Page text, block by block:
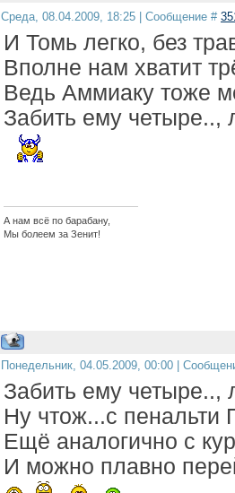
Среда, 08.04.2009, 18:25 | Сообщение #
И Томь легко, без
Вполне нам хватит
Ведь Аммиаку тоже
Забить ему четыре..,
А нам всё по барабану,
Мы болеем за Зенит!
Понедельник, 04.05.2009, 00:00 |
Забить ему четыре..,
Ну чтож...с пенальти
Ещё аналогично с
И можно плавно